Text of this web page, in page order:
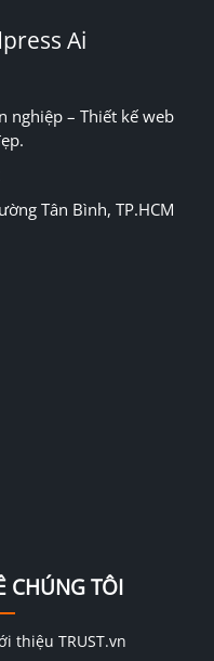
Ai
nghiệp – Thiết kế web
Tân Bình, TP.HCM
CHÚNG TÔI
thiệu TRUST.vn